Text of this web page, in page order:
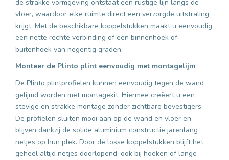
de strakke vormgeving ontstaat een rustige lijn langs de
vloer, waardoor elke ruimte direct een verzorgde uitstraling
krijgt. Met de beschikbare koppelstukken maakt u eenvoudig
een nette rechte verbinding of een binnenhoek of
buitenhoek van negentig graden.
Monteer de Plinto plint eenvoudig met montagelijm
De Plinto plintprofielen kunnen eenvoudig tegen de wand
gelijmd worden met montagekit. Hiermee creëert u een
stevige en strakke montage zonder zichtbare bevestigers.
De profielen sluiten mooi aan op de wand en vloer en
blijven dankzij de solide aluminium constructie jarenlang
netjes op hun plek. Door de losse koppelstukken blijft het
geheel altijd netjes doorlopend, ook bij hoeken of lange